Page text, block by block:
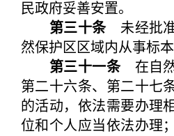
民政府妥善安置。
第三十条未经批准
然保护区区域内从事标本
第三十一条在自然
第二十六条、第二十七
的活动，依法需要办理
位和个人应当依法办理